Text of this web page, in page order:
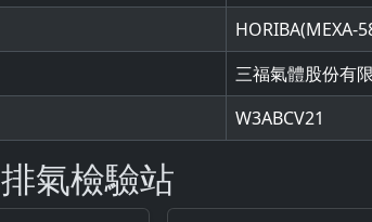
HORIBA(MEXA-
三福氣體股份有
W3ABCV21
氣檢驗站